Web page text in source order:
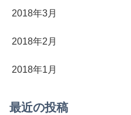
2018年3月
2018年2月
2018年1月
最近の投稿